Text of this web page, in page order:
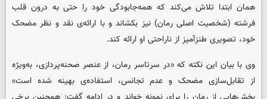
همان ابتدا تلاش می‌کند که همه‌جابودگی خود را حتی به درون قلب
فرشته (شخصیت اصلی رمان) نیز بکشاند و با ارائه‌ی نقد و نظر مضحک
خود، تصویری طنزآمیز از ناراحتی او ارائه کند.
وی با بیان این نکته که «در سرتاسر رمان، از عنصر صحنه‌پردازی، به‌ویژه
از تقابل‌سازی مضحک و عدم تجانس، استفاده‌ی بهینه شده است»